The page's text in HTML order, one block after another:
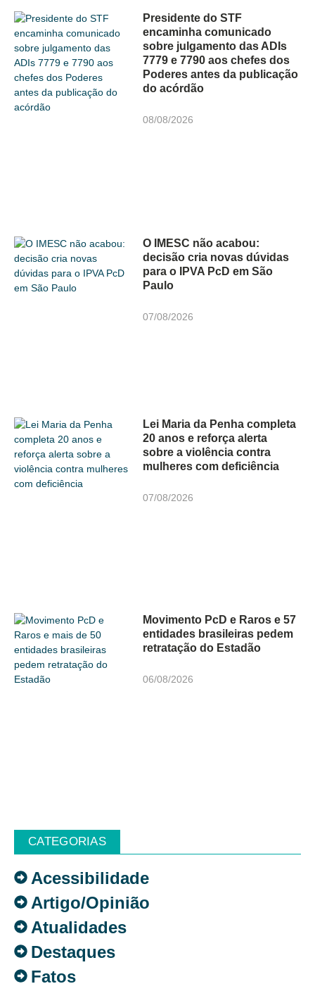
Presidente do STF
encaminha comunicado
sobre julgamento das ADIs
7779 e 7790 aos chefes dos
Poderes antes da publicação
do acórdão
08/08/2026
O IMESC não acabou:
decisão cria novas dúvidas
para o IPVA PcD em São
Paulo
07/08/2026
Lei Maria da Penha completa
20 anos e reforça alerta
sobre a violência contra
mulheres com deficiência
07/08/2026
Movimento PcD e Raros e 57
entidades brasileiras pedem
retratação do Estadão
06/08/2026
CATEGORIAS
Acessibilidade
Artigo/Opinião
Atualidades
Destaques
Fatos